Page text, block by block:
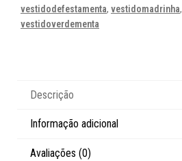
vestidodefestamenta, vestidomadrinha,
vestidoverdementa
Descrição
Informação adicional
Avaliações (0)